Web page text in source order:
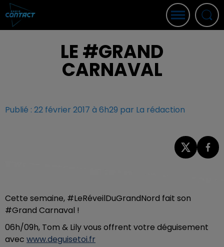
LE #GRAND
CARNAVAL
Publié : 22 février 2017 à 6h29 par La rédaction
Cette semaine, #LeRéveilDuGrandNord fait son
#Grand Carnaval !
06h/09h, Tom & Lily vous offrent votre déguisement
avec www.deguisetoi.fr